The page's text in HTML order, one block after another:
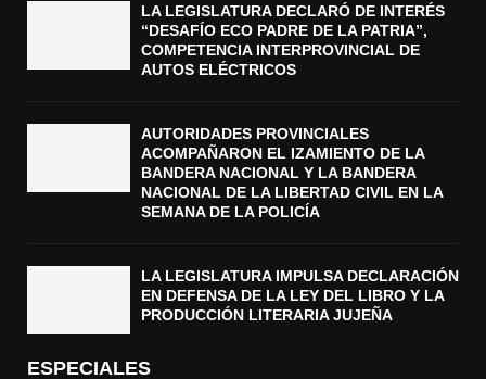
LA LEGISLATURA DECLARÓ DE INTERÉS
“DESAFÍO ECO PADRE DE LA PATRIA”,
COMPETENCIA INTERPROVINCIAL DE
AUTOS ELÉCTRICOS
AUTORIDADES PROVINCIALES
ACOMPAÑARON EL IZAMIENTO DE LA
BANDERA NACIONAL Y LA BANDERA
NACIONAL DE LA LIBERTAD CIVIL EN LA
SEMANA DE LA POLICÍA
LA LEGISLATURA IMPULSA DECLARACIÓN
EN DEFENSA DE LA LEY DEL LIBRO Y LA
PRODUCCIÓN LITERARIA JUJEÑA
ESPECIALES